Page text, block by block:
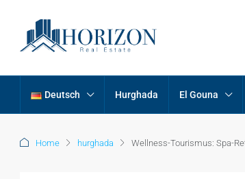
Deutsch Hurghada El Gouna
Home hurghada Wellness-Tourismus: Spa-